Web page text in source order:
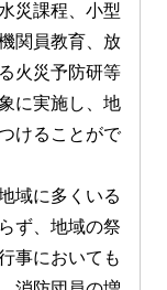
災課程、小型
関員教育、放
火災予防研等
に実施し、地
けることがで
域に多くいる
ず、地域の祭
事においても